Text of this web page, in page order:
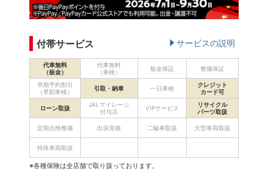
付帯サービス サービスの説明
代車無料
（板金）
代車無料
（車検）
板金保証 整備保証
早期予約割引
（早割車検）
引取・納車 一日車検
クレジット
カード可
ローン取扱
JALマイレージ
付与店
VIPサービス
リサイクル
パーツ取扱
定期点検整備 出張見積 二輪車取扱 大型車両取扱
特殊車両取扱
※各種保険は全店舗で取り扱っております。